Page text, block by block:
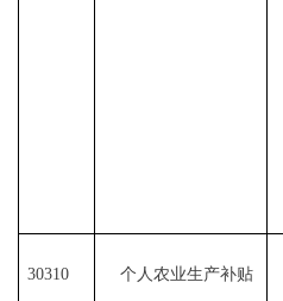
30310 个人农业生产补贴